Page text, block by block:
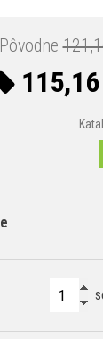
Pôvodne
115,16